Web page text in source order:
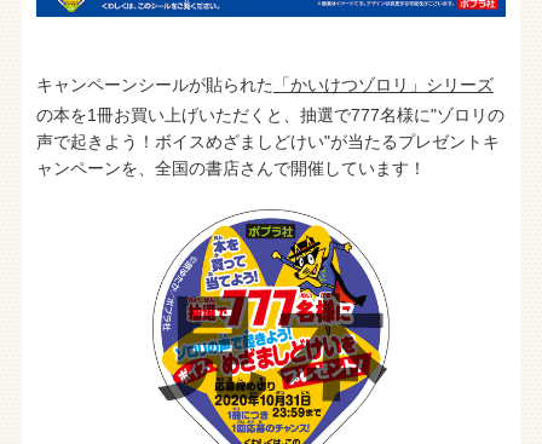
キャンペーンシールが貼られた
「かいけつゾロリ」シリーズ
の本を1冊お買い上げいただくと、抽選で777名様に"ゾロリの
声で起きよう！ボイスめざましどけい"が当たるプレゼントキ
ャンペーンを、全国の書店さんで開催しています！